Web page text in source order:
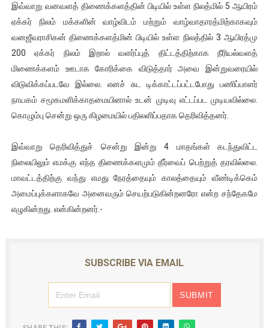
இவ்வாறு வனவளத் திணைக்களத்தின் பிடியில் உள்ள நிலத்மில் 5 ஆயிரம்
ஏக்கர் நிலம் மக்களின் வாழ்விடம் மற்றும் வாழ்வாதாரத்மிற்காகவும்
வனஜீவராசிகன் திணைக்களத்மின் பிடியில் உள்ள நிலத்தில் 3 ஆயிரத்மு
200 ஏக்கர் நிலம் இறால் வளர்ப்புத் திட்டத்திற்காக நீரியல்வளத்
மிணைக்களம் ஊடாக கோரிக்கை விடுத்தார் அவை இன்றுவரையில்
விடுவிக்கப்படவே இல்லை. எனச் சுட டிக்காட்டப்பட்டபோது பணிப்பாளர்
நாயகம் சமூகமளிக்காதமையினால் உடன் முடிவு எட்டப்பட முடியவில்லை.
கொழும்பு சென்று ஒரு கிழமையில் பதிலளிப்பதாக தெரிவித்தனர்.
இவ்வாறு தெரிவித்துச் சென்று இன்று 4 மாதங்கள் கடந்துவிட்ட
நிலையிலும் எமக்கு எந்த திணைக்களமும் தீர்வைப் பெற்றுத் தரவில்லை.
மாவட்டத்திற்கு வந்து எமது நேரத்தையும் காலத்தையும் வீண்டிக்கெம்
அமைப்புக்களாகவே அனைவரும் செயற்படுகின்றனரோ என்ற சந்தேகமே
எழுகின்றது. என்கின்றனர்.-
SUBSCRIBE VIA EMAIL